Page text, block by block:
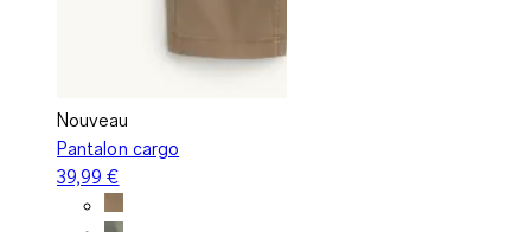
Nouveau
Pantalon cargo
39,99 €